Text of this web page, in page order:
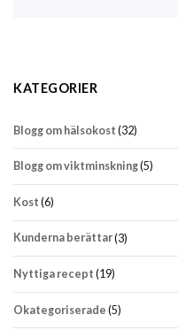
KATEGORIER
Blogg om hälsokost (32)
Blogg om viktminskning(5)
Kost (6)
Kunderna berättar(3)
Nyttiga recept (19)
Okategoriserade (5)